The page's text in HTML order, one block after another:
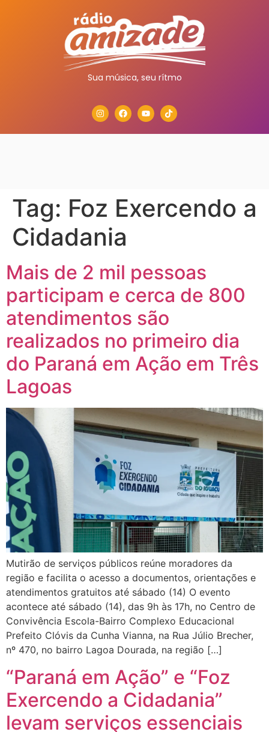
Sua música, seu rítmo
Tag: Foz Exercendo a
Cidadania
Mais de 2 mil pessoas
participam e cerca de 800
atendimentos são
realizados no primeiro dia
do Paraná em Ação em Três
Lagoas
Mutirão de serviços públicos reúne moradores da
região e facilita o acesso a documentos, orientações e
atendimentos gratuitos até sábado (14) O evento
acontece até sábado (14), das 9h às 17h, no Centro de
Convivência Escola-Bairro Complexo Educacional
Prefeito Clóvis da Cunha Vianna, na Rua Júlio Brecher,
nº 470, no bairro Lagoa Dourada, na região […]
“Paraná em Ação” e “Foz
Exercendo a Cidadania”
levam serviços essenciais